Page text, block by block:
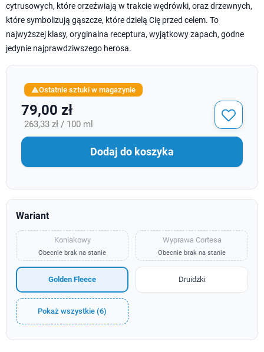
cytrusowych, które orzeźwiają w trakcie wędrówki, oraz drzewnych,
które symbolizują gąszcze, które dzielą Cię przed celem. To
najwyższej klasy, oryginalna receptura, wyjątkowy zapach, godne
jedynie najprawdziwszego herosa.
Ostatnie sztuki w magazynie
79,00 zł
263,33 zł / 100 ml
Dodaj do koszyka
Wariant
Koniakowy
Obecnie brak na stanie
Wyprawa Cortesa
Obecnie brak na stanie
Golden Fleece Druidzki
Pokaż wszystkie (6)